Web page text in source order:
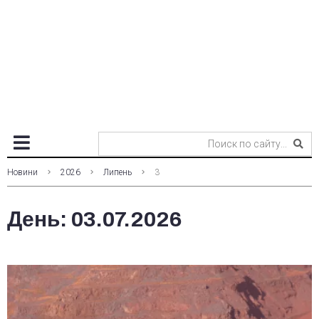
Новини 2026 Липень 3
День: 03.07.2026